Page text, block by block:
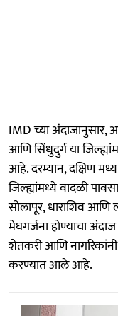
IMD च्या अंदाजानुसार,
आणि सिंधुदुर्ग या
आहे. दरम्यान, दक्षिण मध्य
जिल्ह्यांमध्ये वादळी
सोलापूर, धाराशिव
मेघगर्जना होण्याचा
शेतकरी आणि
करण्यात आले आहे.